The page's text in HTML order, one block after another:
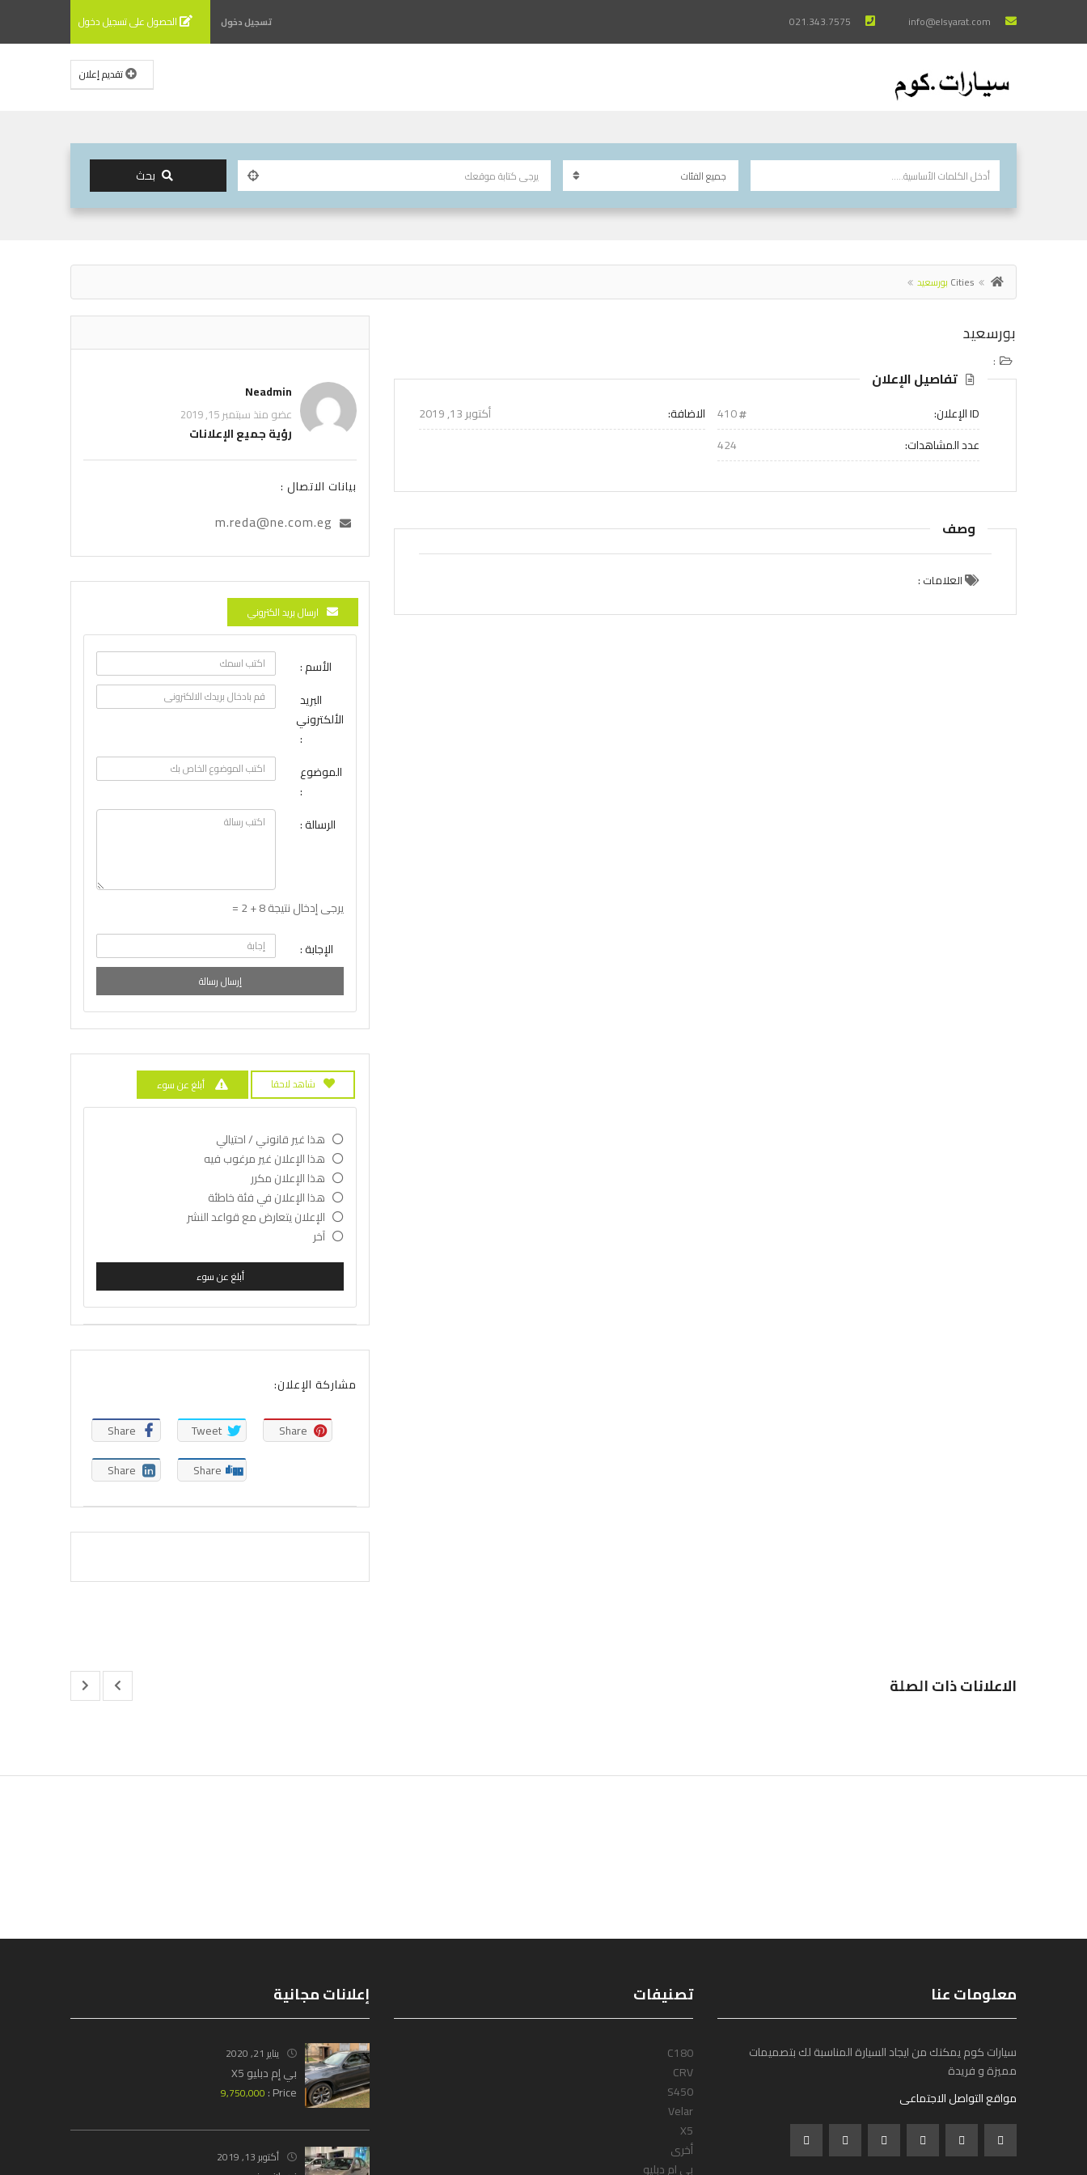
تسجيل دخول الحصول على تسجيل دخول
تقديم إعلان
بحث
Cities بورسعيد
بورسعيد
:
تفاصيل الإعلان
ID الإعلان: الاضافة:
أكتوبر 13, 2019
عدد المشاهدات:
424
وصف
العلامات :
Neadmin
عضو منذ سبتمبر 15, 2019
رؤية جميع الإعلانات
بيانات الاتصال :
m.reda@ne.com.eg
ارسال بريد الكتروني
الأسم :
البريد
الألكتروني
:
الموضوع
:
الرسالة :
يرجى إدخال نتيجة 8 + 2 =
الإجابة :
إرسال رسالة
شاهد لاحقا أبلغ عن سوء
هذا غير قانوني / احتيالي
هذا الإعلان غير مرغوب فيه
هذا الإعلان مكرر
هذا الإعلان في فئة خاطئة
الإعلان يتعارض مع قواعد النشر
آخر
أبلغ عن سوء
مشاركة الإعلان:
Share Tweet
Share
Share
Share
الاعلانات ذات الصلة
معلومات عنا
سيارات كوم يمكنك من ايجاد السيارة المناسبة لك بتصميمات
مميزة و فريدة
مواقع التواصل الاجتماعى
تصنيفات
C180
CRV
S450
Velar
X5
أخرى
بى ام دبليو
إعلانات مجانية
يناير 21, 2020
بي إم دبليو X5
Price :
9,750,000
أكتوبر 13, 2019